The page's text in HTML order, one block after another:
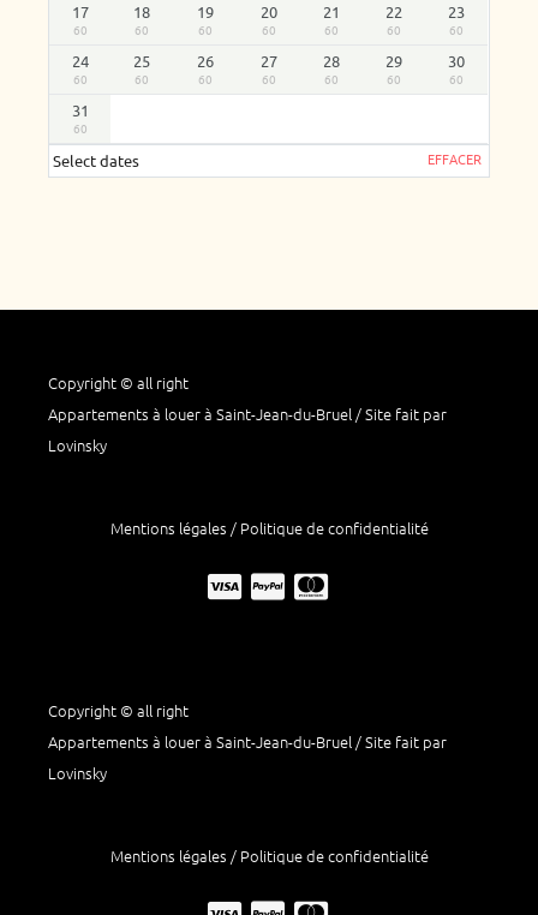
17
60
18
60
19
60
20
60
21
60
22
60
23
60
24
60
25
60
26
60
27
60
28
60
29
60
30
60
31
60
Select dates EFFACER
Copyright © all right
Appartements à louer à Saint-Jean-du-Bruel / Site fait par
Lovinsky
Mentions légales / Politique de confidentialité
Copyright © all right
Appartements à louer à Saint-Jean-du-Bruel / Site fait par
Lovinsky
Mentions légales / Politique de confidentialité